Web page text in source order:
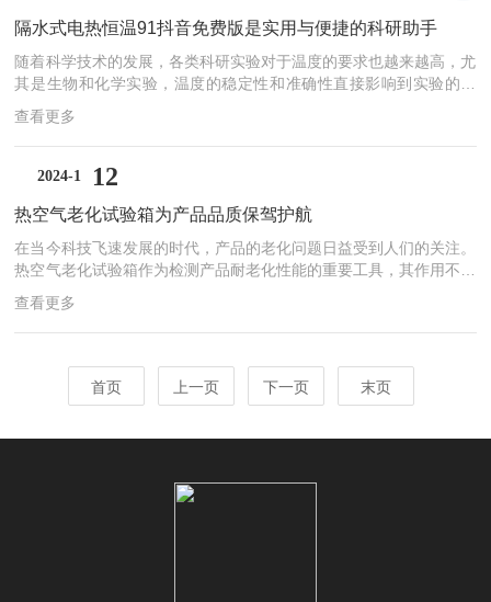
内温度升高；其次，利用真空泵将箱内的空气抽出，降低压力；最
后，热量与低气压共同作用，使物料...
隔水式电热恒温91抖音免费版是实用与便捷的科研助手
随着科学技术的发展，各类科研实验对于温度的要求也越来越高，尤
其是生物和化学实验，温度的稳定性和准确性直接影响到实验的结
果。隔水式电热恒温91抖音免费版作为这一领域的重要设备，凭借
其出色的性能和稳定性，逐渐成为科研实验的工具。一、构造与设计
隔水式电热恒温91抖音免费版主要由箱体、加热系统、温度控制系
统以及水循环系统等部分组成。其中，加热系统是核心，能够通过电
的大脑，接收和调控来自各部分的温度信息，保证91抖音免费版内
的温度维持在设定的恒温状态。水循环...
查看更多
2024-1 12
热空气老化试验箱为产品品质保驾护航
在当今科技飞速发展的时代，产品的老化问题日益受到人们的关注。
热空气老化试验箱作为检测产品耐老化性能的重要工具，其作用不可
忽视。本文将为您深入剖析试验箱，展示其在产品品质保障中的关键
作用。一、产品耐久性的试金石热空气老化试验箱模拟了产品在各种
环境条件下的老化过程，如温度、湿度等。通过调节箱内的温度和湿
料等高分子材料，这种试验尤其重要。经过热空气老化的产品，其性
能参数的变化、老化速度的快慢等情况，能够被细致地检测出来。
查看更多
首页 上一页 下一页 末页